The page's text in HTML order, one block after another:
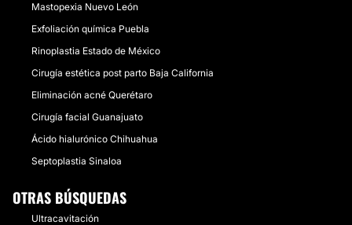
Mastopexia Nuevo León
Exfoliación química Puebla
Rinoplastia Estado de México
Cirugía estética post parto Baja California
Eliminación acné Querétaro
Cirugía facial Guanajuato
Ácido hialurónico Chihuahua
Septoplastia Sinaloa
OTRAS BÚSQUEDAS
Ultracavitación